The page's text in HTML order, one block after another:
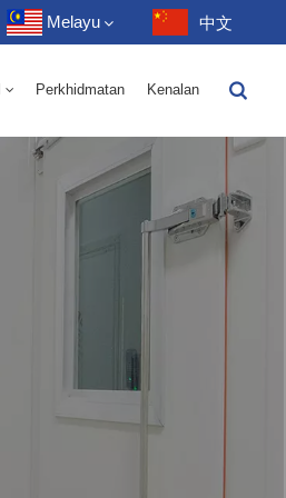
Melayu
Français
Português
中文
Perkhidmatan Kenalan